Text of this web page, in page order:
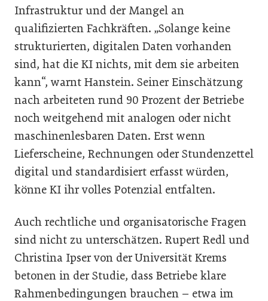
Infrastruktur und der Mangel an
qualifizierten Fachkräften. „Solange keine
strukturierten, digitalen Daten vorhanden
sind, hat die KI nichts, mit dem sie arbeiten
kann“, warnt Hanstein. Seiner Einschätzung
nach arbeiteten rund 90 Prozent der Betriebe
noch weitgehend mit analogen oder nicht
maschinenlesbaren Daten. Erst wenn
Lieferscheine, Rechnungen oder Stundenzettel
digital und standardisiert erfasst würden,
könne KI ihr volles Potenzial entfalten.
Auch rechtliche und organisatorische Fragen
sind nicht zu unterschätzen. Rupert Redl und
Christina Ipser von der Universität Krems
betonen in der Studie, dass Betriebe klare
Rahmenbedingungen brauchen – etwa im